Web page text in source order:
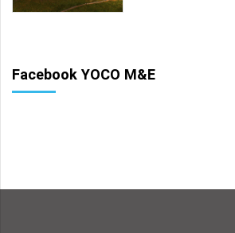
Facebook YOCO M&E